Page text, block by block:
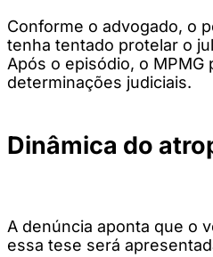
Conforme o advogado, o
tenha tentado protelar o
Após o episódio, o
determinações judiciais.
Dinâmica do
A denúncia aponta que o
essa tese será